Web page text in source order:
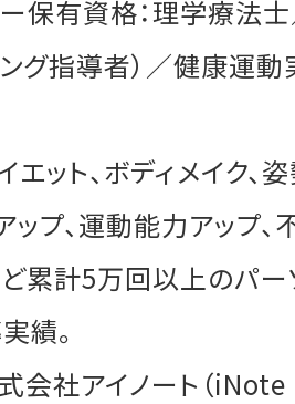
保有資格：理学療法
ング指導者）／健康運
エット、ボディメイク、
ップ、運動能力アップ、
累計5万回以上のパー
績。
会社アイノート（iNote